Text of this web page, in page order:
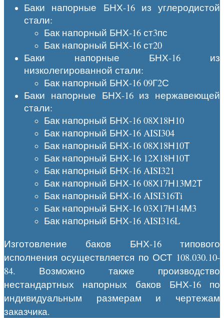
Баки напорные БНХ-16 из углеродистой
стали:
Бак напорный БНХ-16 ст3пс
Бак напорный БНХ-16 ст20
Баки напорные БНХ-16 из
низколегированной стали:
Бак напорный БНХ-16 09Г2С
Баки напорные БНХ-16 из нержавеющей
стали:
Бак напорный БНХ-16 08Х18Н10
Бак напорный БНХ-16 AISI304
Бак напорный БНХ-16 08Х18Н10Т
Бак напорный БНХ-16 12Х18Н10Т
Бак напорный БНХ-16 AISI321
Бак напорный БНХ-16 08Х17Н13М2Т
Бак напорный БНХ-16 AISI316Ti
Бак напорный БНХ-16 03Х17Н14М3
Бак напорный БНХ-16 AISI316L
Изготовление баков БНХ-16 типового
исполнения осуществляется по ОСТ 108.030.10-
84. Возможно также производство
нестандартных напорных баков БНХ-16 по
индивидуальным размерам и чертежам
заказчика.